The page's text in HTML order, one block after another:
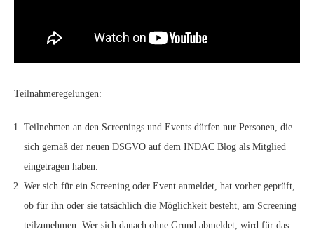
Teilnahmeregelungen:
Teilnehmen an den Screenings und Events dürfen nur Personen, die
sich gemäß der neuen DSGVO auf dem INDAC Blog als Mitglied
eingetragen haben.
Wer sich für ein Screening oder Event anmeldet, hat vorher geprüft,
ob für ihn oder sie tatsächlich die Möglichkeit besteht, am Screening
teilzunehmen. Wer sich danach ohne Grund abmeldet, wird für das